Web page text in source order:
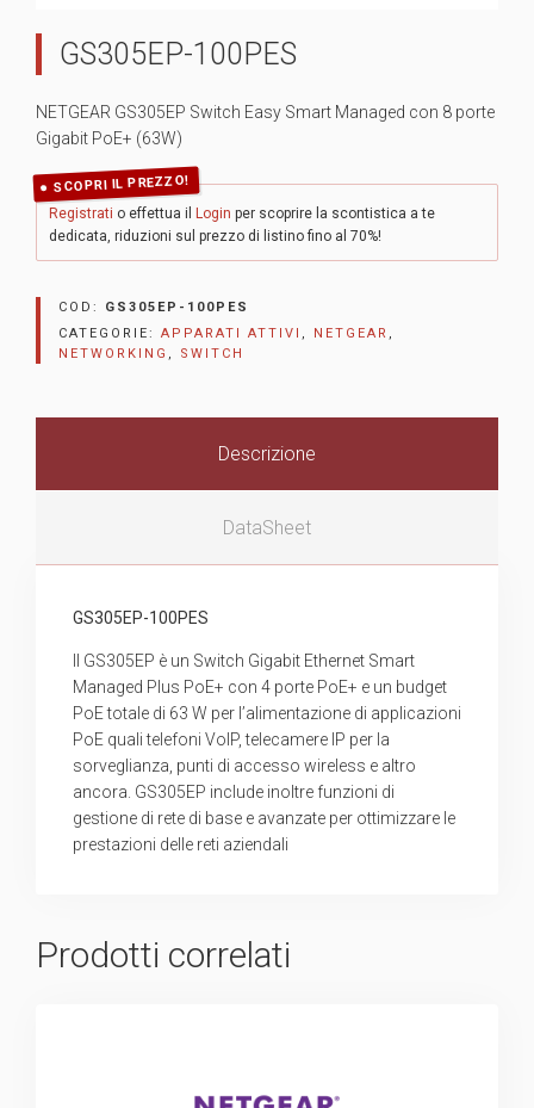
GS305EP-100PES
NETGEAR GS305EP Switch Easy Smart Managed con 8 porte
Gigabit PoE+ (63W)
SCOPRI IL PREZZO!
Registrati o effettua il Login per scoprire la scontistica a te
dedicata, riduzioni sul prezzo di listino fino al 70%!
COD: GS305EP-100PES
CATEGORIE: APPARATI ATTIVI , NETGEAR ,
NETWORKING , SWITCH
Descrizione
DataSheet
GS305EP-100PES
Il GS305EP è un Switch Gigabit Ethernet Smart
Managed Plus PoE+ con 4 porte PoE+ e un budget
PoE totale di 63 W per l’alimentazione di applicazioni
PoE quali telefoni VoIP, telecamere IP per la
sorveglianza, punti di accesso wireless e altro
ancora. GS305EP include inoltre funzioni di
gestione di rete di base e avanzate per ottimizzare le
prestazioni delle reti aziendali
Prodotti correlati